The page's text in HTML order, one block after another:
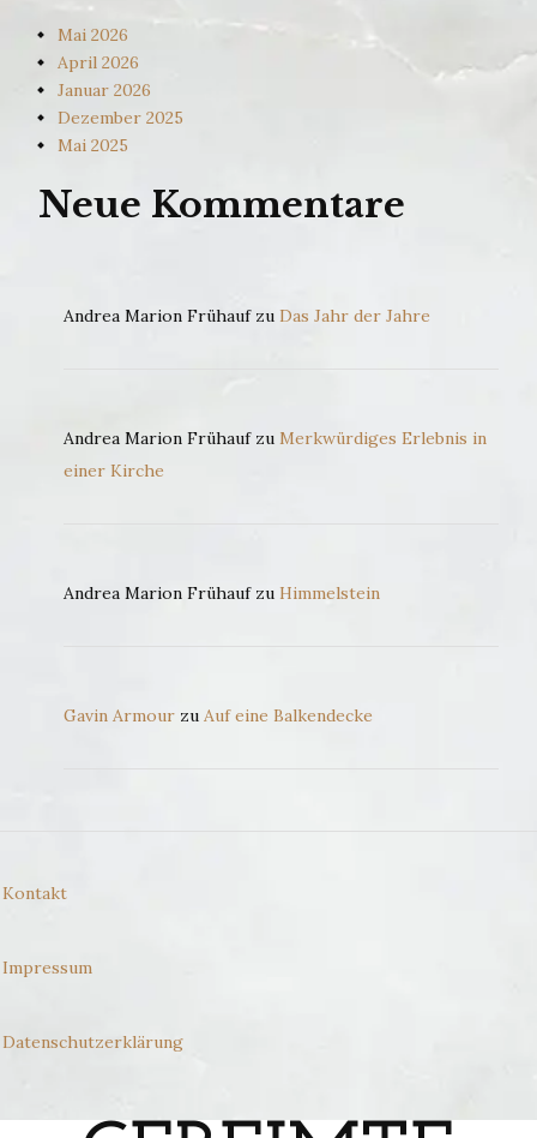
Mai 2026
April 2026
Januar 2026
Dezember 2025
Mai 2025
Neue Kommentare
Andrea Marion Frühaufzu Das Jahr der Jahre
Andrea Marion Frühaufzu Merkwürdiges Erlebnis in
einer Kirche
Andrea Marion Frühaufzu Himmelstein
Gavin Armourzu Auf eine Balkendecke
Kontakt
Impressum
Datenschutzerklärung